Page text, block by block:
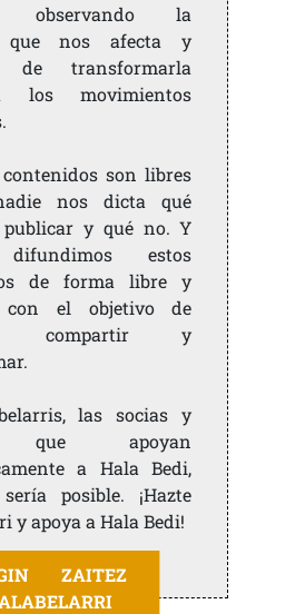
observando la
que nos afecta y
de transformarla
movimientos
son libres
nos dicta qué
publicar y qué no. Y
estos
de forma libre y
con el objetivo de
compartir y
las socias y
que apoyan
a Hala Bedi,
posible. ¡Hazte
y apoya a Hala Bedi!
ZAITEZ